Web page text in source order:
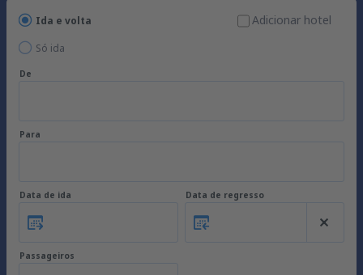
Ida e volta
Só ida
Adicionar hotel
De
Para
Data de ida Data de regresso
Passageiros